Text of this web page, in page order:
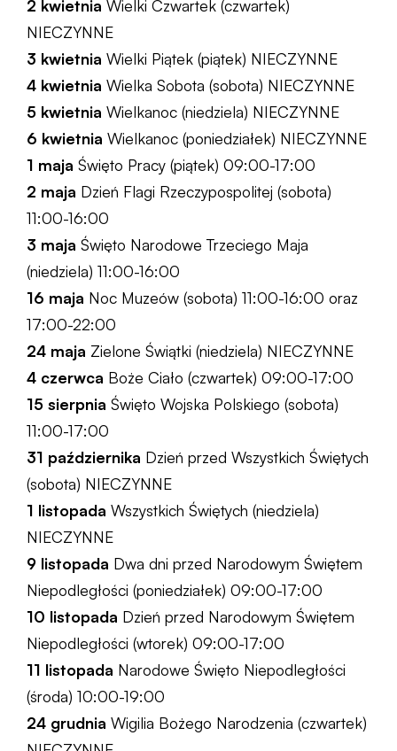
2 kwietnia Wielki Czwartek (czwartek)
NIECZYNNE
3 kwietnia Wielki Piątek (piątek) NIECZYNNE
4 kwietnia Wielka Sobota (sobota) NIECZYNNE
5 kwietnia Wielkanoc (niedziela) NIECZYNNE
6 kwietnia Wielkanoc (poniedziałek) NIECZYNNE
1 maja Święto Pracy (piątek) 09:00-17:00
2 maja Dzień Flagi Rzeczypospolitej (sobota)
11:00-16:00
3 maja Święto Narodowe Trzeciego Maja
(niedziela) 11:00-16:00
16 maja Noc Muzeów (sobota) 11:00-16:00 oraz
17:00-22:00
24 maja Zielone Świątki (niedziela) NIECZYNNE
4 czerwca Boże Ciało (czwartek) 09:00-17:00
15 sierpnia Święto Wojska Polskiego (sobota)
11:00-17:00
31 października Dzień przed Wszystkich Świętych
(sobota) NIECZYNNE
1 listopada Wszystkich Świętych (niedziela)
NIECZYNNE
9 listopada Dwa dni przed Narodowym Świętem
Niepodległości (poniedziałek) 09:00-17:00
10 listopada Dzień przed Narodowym Świętem
Niepodległości (wtorek) 09:00-17:00
11 listopada Narodowe Święto Niepodległości
(środa) 10:00-19:00
24 grudnia Wigilia Bożego Narodzenia (czwartek)